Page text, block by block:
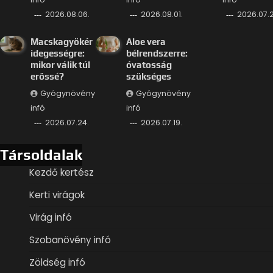
2026.08.06.
2026.08.01.
Macskagyökér
idegességre:
mikor válik túl
erőssé?
Gyógynövény
infó
2026.07.24.
Aloe vera
bélrendszerre:
óvatosság
szükséges
Gyógynövény
infó
2026.07.19.
Társoldalak
Kezdő kertész
Kerti virágok
Virág infó
Szobanövény infó
Zöldség infó